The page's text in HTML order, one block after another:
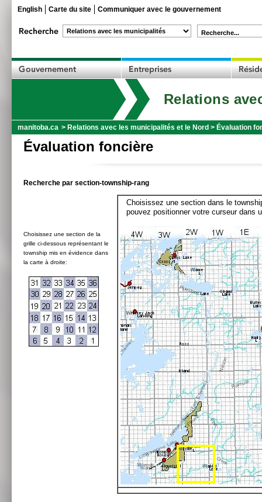
English Carte du site Communiquer avec le gouvernement
Recherche...
Relations
manitoba.ca > Relations avec les municipalités et le Nord > Évaluation
Évaluation foncière
Recherche par section-township-rang
Choisissez une section de la
grille ci-dessous représentant le
township mis en évidence dans
la carte à droite:
Choisissez une section dans le
pouvez positionner votre curseur dans